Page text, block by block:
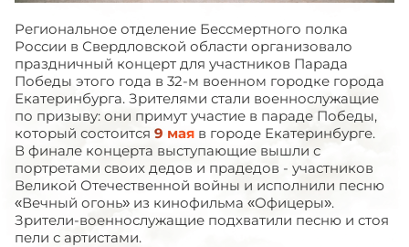
Региональное отделение Бессмертного полка
России в Свердловской области организовало
праздничный концерт для участников Парада
Победы этого года в 32-м военном городке города
Екатеринбурга. Зрителями стали военнослужащие
по призыву: они примут участие в параде Победы,
который состоится 9 мая в городе Екатеринбурге.
В финале концерта выступающие вышли с
портретами своих дедов и прадедов - участников
Великой Отечественной войны и исполнили песню
«Вечный огонь» из кинофильма «Офицеры».
Зрители-военнослужащие подхватили песню и стоя
пели с артистами.